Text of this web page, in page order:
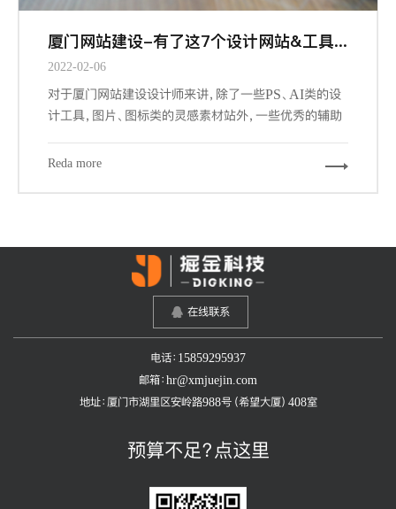
厦门网站建设-有了这7个设计网站&工具，做设计更有谱了
2022-02-06
对于厦门网站建设设计师来讲，除了一些PS、AI类的设
计工具，图片、图标类的灵感素材站外，一些优秀的辅助
我们的设计工作。下面给大家推荐7个必备的辅助工具和
Reda more
在线联系
电话：15859295937
邮箱：hr@xmjuejin.com
地址：厦门市湖里区安岭路988号（希望大厦）408室
预算不足？点这里